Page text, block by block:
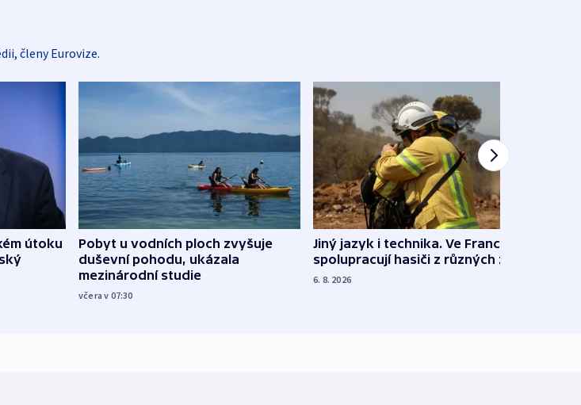
členy Eurovize.
útoku
Pobyt u vodních ploch zvyšuje
duševní pohodu, ukázala
mezinárodní studie
včera v 07:30
Jiný jazyk i technika. Ve Francii
spolupracují hasiči z různých zemí
6. 8. 2026